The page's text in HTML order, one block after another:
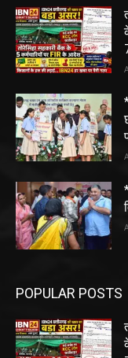
POPULAR POSTS